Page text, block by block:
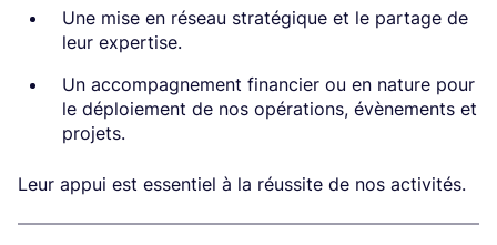
Une mise en réseau stratégique et le partage de
leur expertise.
Un accompagnement financier ou en nature pour
le déploiement de nos opérations, évènements et
projets.
Leur appui est essentiel à la réussite de nos activités.